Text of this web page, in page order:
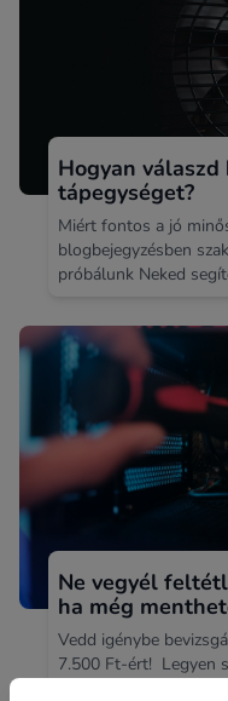
Hogyan
tápegységet?
Miért fontos a jó
blogbejegyzésben
próbálunk Neked
Ne vegyél
ha még
Vedd igénybe
7.500 Ft-ért! Legyen